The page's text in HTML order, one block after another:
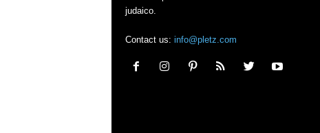
judaico.
Contact us: info@pletz.com